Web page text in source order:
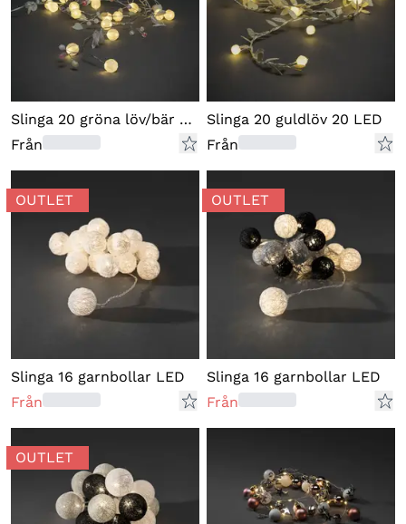
Slinga 20 gröna löv/bär 20 LED
Från
Slinga 20 guldlöv 20 LED
Från
OUTLET
Slinga 16 garnbollar LED
Från
OUTLET
Slinga 16 garnbollar LED
Från
OUTLET